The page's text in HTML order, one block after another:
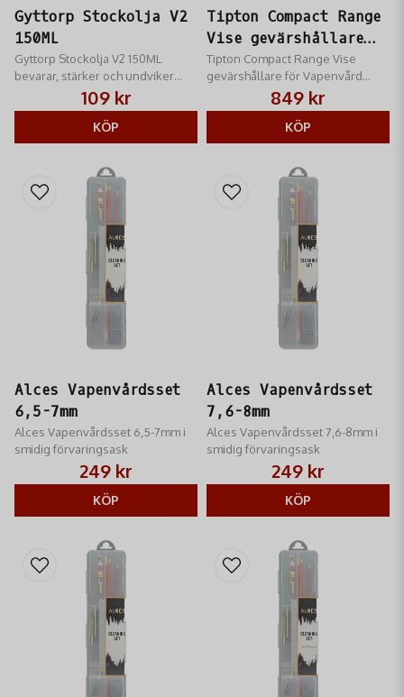
Gyttorp Stockolja V2
150ML
Gyttorp Stockolja V2 150ML
bevarar, stärker och undviker
uttorkning av trädetaljer
109 kr
KÖP
Tipton Compact Range
Vise gevärshållare
för Vapenvård
Tipton Compact Range Vise
gevärshållare för Vapenvård​
erbjuder en helt ny nivå av
prestanda
849 kr
KÖP
Alces Vapenvårdsset
6,5-7mm
Alces Vapenvårdsset 6,5-7mm i
smidig förvaringsask
249 kr
KÖP
Alces Vapenvårdsset
7,6-8mm
Alces Vapenvårdsset 7,6-8mm i
smidig förvaringsask
249 kr
KÖP